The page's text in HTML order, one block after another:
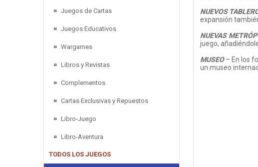
Juegos de Cartas
Juegos Educativos
Wargames
Libros y Revistas
Complementos
Cartas Exclusivas y Repuestos
Libro-Juego
Libro-Aventura
TODOS LOS JUEGOS
NUEVOS
expansión
NUEVAS
juego,
MUSEO– En los
un museo